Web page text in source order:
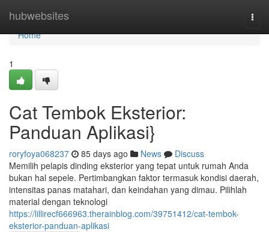
hubwebsites
Home
Home
1
Cat Tembok Eksterior:
Panduan Aplikasi}
roryfoya068237 85 days ago News
Discuss
Memilih pelapis dinding eksterior yang tepat untuk rumah Anda
bukan hal sepele. Pertimbangkan faktor termasuk kondisi daerah,
intensitas panas matahari, dan keindahan yang dimau. Pilihlah
material dengan teknologi
https://lillirecf666963.therainblog.com/39751412/cat-tembok-
eksterior-panduan-aplikasi